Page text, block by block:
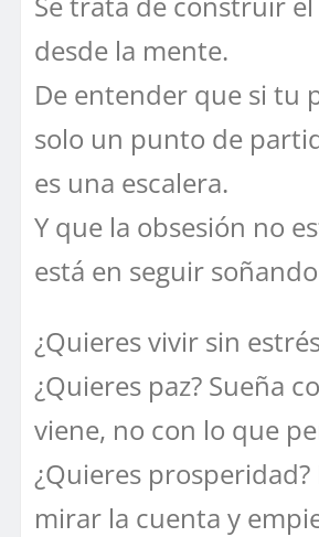
desde la mente.
De entender que si tu
solo un punto de
es una escalera.
Y que la obsesión no
está en seguir
¿Quieres vivir sin
¿Quieres paz? Sueña
viene, no con lo que
¿Quieres prosperidad?
mirar la cuenta y